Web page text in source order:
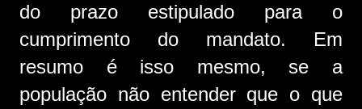
do prazo estipulado para o
cumprimento do mandato. Em
resumo é isso mesmo, se a
população não entender que o que